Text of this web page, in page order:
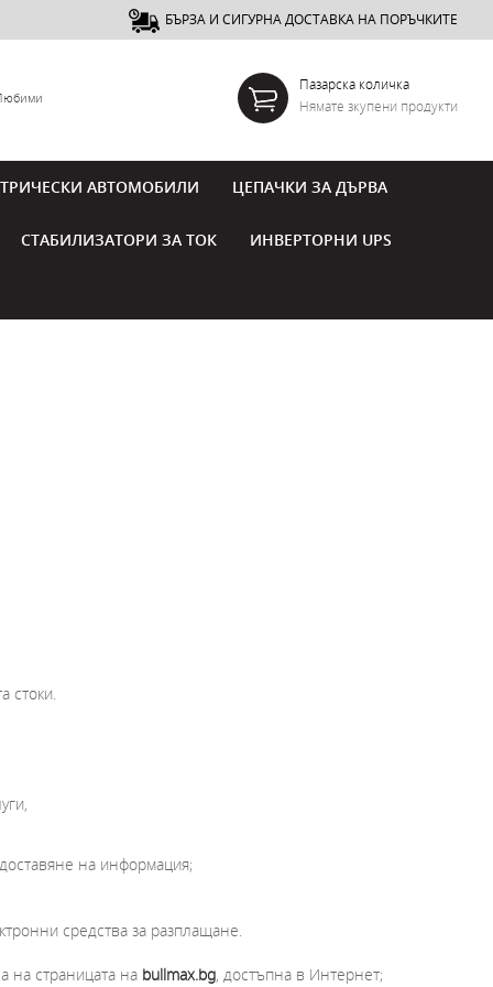
БЪРЗА И СИГУРНА ДОСТАВКА НА ПОРЪЧКИТЕ
Пазарска количка
Нямате зкупени продукти
АВТОМОБИЛИ ЦЕПАЧКИ ЗА ДЪРВА
СТАБИЛИЗАТОРИ ЗА ТОК ИНВЕРТОРНИ UPS
стоки.
на информация;
средства за разплащане.
на страницата на bullmax.bg, достъпна в Интернет;